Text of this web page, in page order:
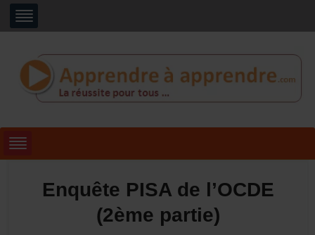
Enquête PISA de l’OCDE
(2ème partie)